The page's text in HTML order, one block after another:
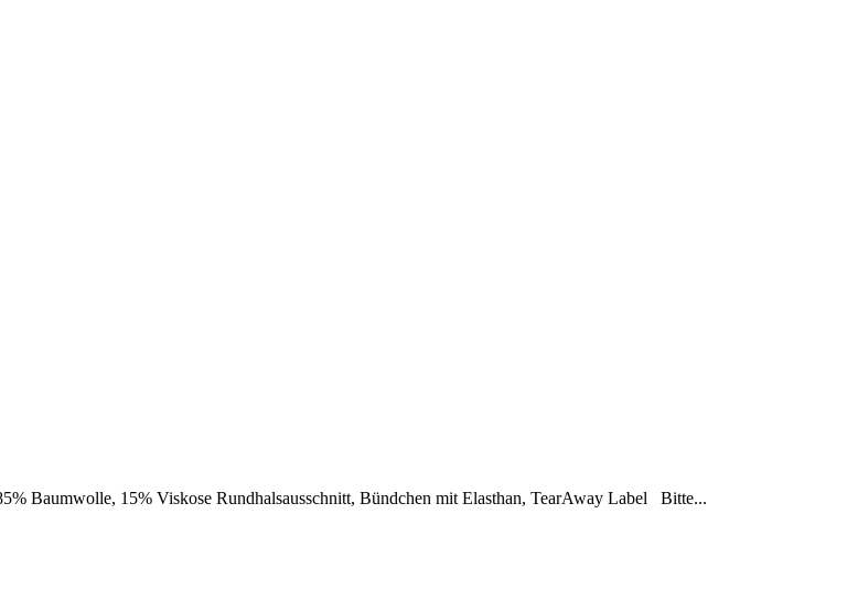
Baumwolle, 15% Viskose Rundhalsausschnitt, Bündchen mit Elasthan, TearAway Label Bitte...